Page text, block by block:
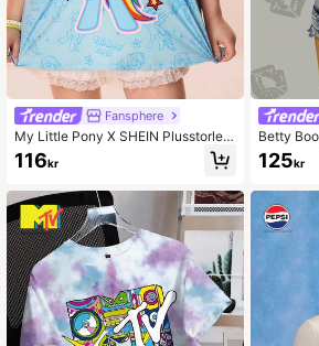
Fansphere
My Little Pony X SHEIN Plusstorlek
söt ponnytryck rund hals kortärmad
t-shirt, sommar
116kr
Betty
ed kort
tfärgad
125kr